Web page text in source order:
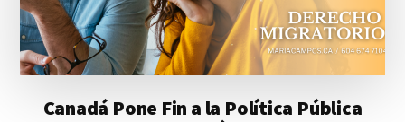
Canadá Pone Fin a la Política Pública